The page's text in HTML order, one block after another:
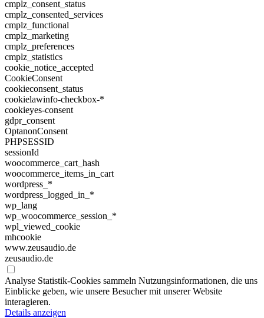
cmplz_consent_status
cmplz_consented_services
cmplz_functional
cmplz_marketing
cmplz_preferences
cmplz_statistics
cookie_notice_accepted
CookieConsent
cookieconsent_status
cookielawinfo-checkbox-*
cookieyes-consent
gdpr_consent
OptanonConsent
PHPSESSID
sessionId
woocommerce_cart_hash
woocommerce_items_in_cart
wordpress_*
wordpress_logged_in_*
wp_lang
wp_woocommerce_session_*
wpl_viewed_cookie
mhcookie
www.zeusaudio.de
zeusaudio.de
Analyse Statistik-Cookies sammeln Nutzungsinformationen, die uns
Einblicke geben, wie unsere Besucher mit unserer Website
interagieren.
Details anzeigen